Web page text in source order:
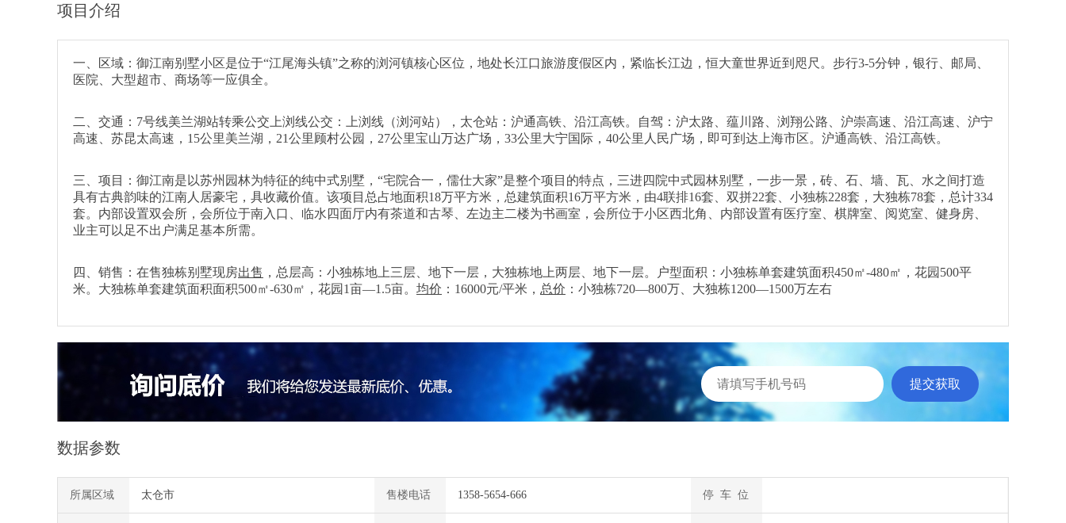
项目介绍
一、区域：御江南别墅小区是位于“江尾海头镇”之称的浏河镇核心区位，地处长江口旅游度假区内，紧临长江边，恒大童世界近到咫尺。步行3-5分钟，银行、邮局、
医院、大型超市、商场等一应俱全。
二、交通：7号线美兰湖站转乘公交上浏线公交：上浏线（浏河站），太仓站：沪通高铁、沿江高铁。自驾：沪太路、蕴川路、浏翔公路、沪崇高速、沿江高速、沪宁
高速、苏昆太高速，15公里美兰湖，21公里顾村公园，27公里宝山万达广场，33公里大宁国际，40公里人民广场，即可到达上海市区。沪通高铁、沿江高铁。
三、项目：御江南是以苏州园林为特征的纯中式别墅，“宅院合一，儒仕大家”是整个项目的特点，三进四院中式园林别墅，一步一景，砖、石、墙、瓦、水之间打造
具有古典韵味的江南人居豪宅，具收藏价值。该项目总占地面积18万平方米，总建筑面积16万平方米，由4联排16套、双拼22套、小独栋228套，大独栋78套，总计334
套。内部设置双会所，会所位于南入口、临水四面厅内有茶道和古琴、左边主二楼为书画室，会所位于小区西北角、内部设置有医疗室、棋牌室、阅览室、健身房、
业主可以足不出户满足基本所需。
四、销售：在售独栋别墅现房出售 ，总层高：小独栋地上三层、地下一层，大独栋地上两层、地下一层。户型面积：小独栋单套建筑面积450㎡-480㎡，花园500平
米。大独栋单套建筑面积面积500㎡-630㎡，花园1亩—1.5亩。 均价 ：16000元/平米， 总价 ：小独栋720—800万、大独栋1200—1500万左右
数据参数
所属区域 太仓市 售楼电话 1358-5654-666 停 车 位